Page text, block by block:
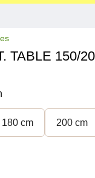
TABLE 150/
180 cm 200 cm